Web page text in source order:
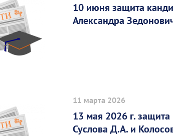
10 июня защита
Александра
11 марта 2026
13 мая 2026 г.
Суслова Д.А. и